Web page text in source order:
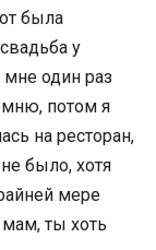
была
у
один раз
потом я
на ресторан,
было, хотя
мере
ты хоть